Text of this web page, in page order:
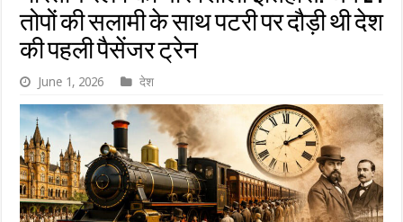
तोपों की सलामी के साथ पटरी पर दौड़ी थी देश
की पहली पैसेंजर ट्रेन
June 1, 2026 देश